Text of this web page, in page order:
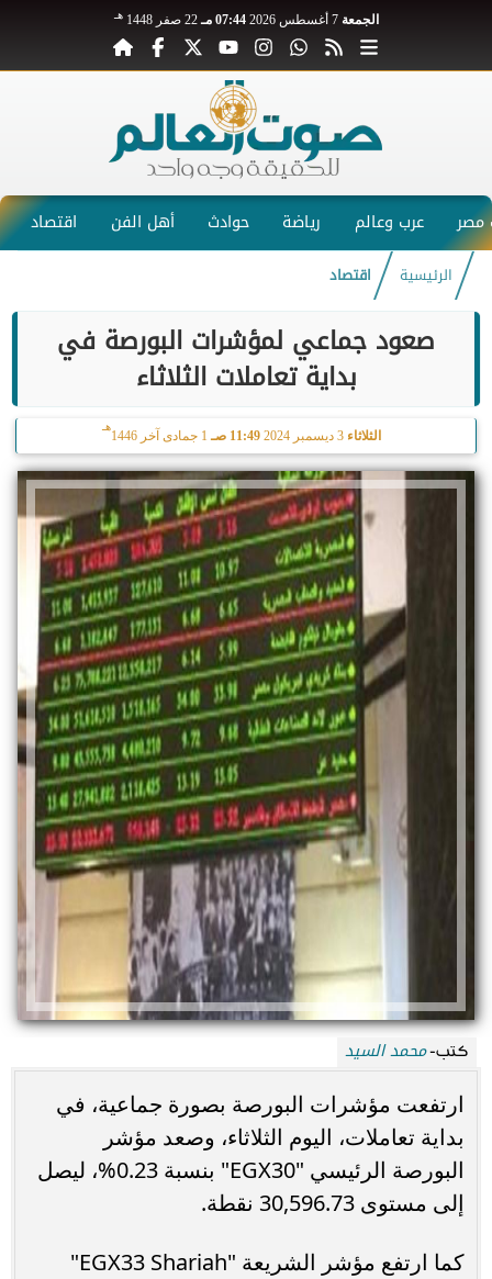
الجمعة 7 أغسطس 2026 07:44 مـ 22 صفر 1448 هـ
عرب وعالم رياضة حوادث أهل الفن اقتصاد
الرئيسية اقتصاد
صعود جماعي لمؤشرات البورصة في
بداية تعاملات الثلاثاء
الثلاثاء 11:49 صـ 1 جمادى آخر 1446
هـ
كتب-محمد السيد
ارتفعت مؤشرات البورصة بصورة جماعية، في
بداية تعاملات، اليوم الثلاثاء، وصعد مؤشر
البورصة الرئيسي "EGX30" بنسبة 0.23%، ليصل
إلى مستوى 30,596.73 نقطة.
كما ارتفع مؤشر الشريعة "EGX33 Shariah"